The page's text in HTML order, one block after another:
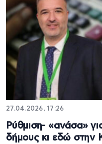
27.04.2026, 17:26
Ρύθμιση- «ανάσα»
δήμους κι εδώ στην